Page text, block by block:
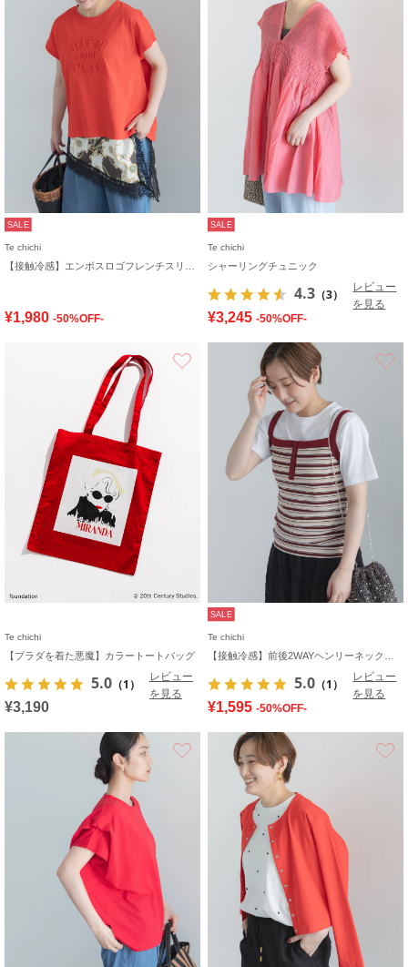
SALE
Te chichi
¥1,980 -50%OFF-
SALE
Te chichi
シャーリングチュニック
4.3 （3）
レビュー
を見る
¥3,245 -50%OFF-
Te chichi
【プラダを着た悪魔】カラートートバッグ
5.0 （1）
レビュー
を見る
¥3,190
SALE
Te chichi
5.0 （1）
レビュー
を見る
¥1,595 -50%OFF-
お気に入り